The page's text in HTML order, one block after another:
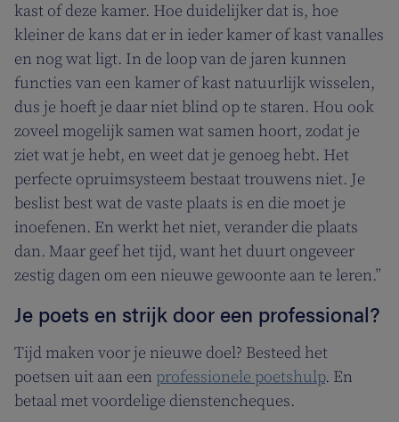
kast of deze kamer. Hoe duidelijker dat is, hoe
kleiner de kans dat er in ieder kamer of kast vanalles
en nog wat ligt. In de loop van de jaren kunnen
functies van een kamer of kast natuurlijk wisselen,
dus je hoeft je daar niet blind op te staren. Hou ook
zoveel mogelijk samen wat samen hoort, zodat je
ziet wat je hebt, en weet dat je genoeg hebt. Het
perfecte opruimsysteem bestaat trouwens niet. Je
beslist best wat de vaste plaats is en die moet je
inoefenen. En werkt het niet, verander die plaats
dan. Maar geef het tijd, want het duurt ongeveer
zestig dagen om een nieuwe gewoonte aan te leren.”
Je poets en strijk door een professional?
Tijd maken voor je nieuwe doel? Besteed het
poetsen uit aan een professionele poetshulp. En
betaal met voordelige dienstencheques.